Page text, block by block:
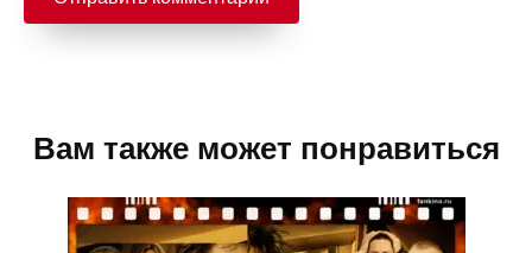
Вам также может понравиться